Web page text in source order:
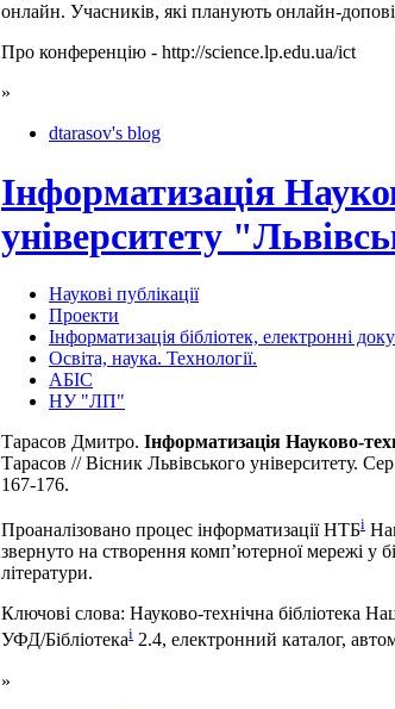
онлайн. Учасників, які планують онлайн-
Про конференцію - http://science.lp.edu.ua/ict
»
dtarasov's blog
Інформатизація
університету
Наукові публікації
Проекти
Інформатизація бібліотек, електронні
Освіта, наука. Технології.
АБІС
НУ "ЛП"
Тарасов Дмитро. Інформатизація Науково-
Тарасов // Вісник Львівського університету.
167-176.
Проаналізовано процес інформатизації НТБi
звернуто на створення комп’ютерної мережі у
літератури.
Ключові слова: Науково-технічна бібліотека
УФД/Бібліотекаi 2.4, електронний каталог,
»